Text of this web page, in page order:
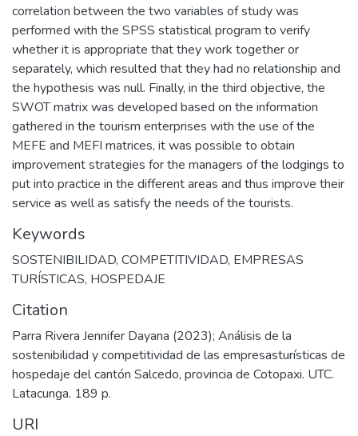
correlation between the two variables of study was
performed with the SPSS statistical program to verify
whether it is appropriate that they work together or
separately, which resulted that they had no relationship and
the hypothesis was null. Finally, in the third objective, the
SWOT matrix was developed based on the information
gathered in the tourism enterprises with the use of the
MEFE and MEFI matrices, it was possible to obtain
improvement strategies for the managers of the lodgings to
put into practice in the different areas and thus improve their
service as well as satisfy the needs of the tourists.
Keywords
SOSTENIBILIDAD, COMPETITIVIDAD, EMPRESAS
TURÍSTICAS, HOSPEDAJE
Citation
Parra Rivera Jennifer Dayana (2023); Análisis de la
sostenibilidad y competitividad de las empresasturísticas de
hospedaje del cantón Salcedo, provincia de Cotopaxi. UTC.
Latacunga. 189 p.
URI